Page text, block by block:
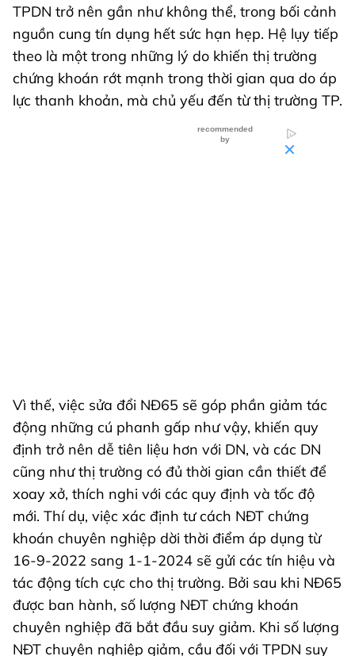
TPDN trở nên gần như không thể, trong bối cảnh
nguồn cung tín dụng hết sức hạn hẹp. Hệ lụy tiếp
theo là một trong những lý do khiến thị trường
chứng khoán rớt mạnh trong thời gian qua do áp
lực thanh khoản, mà chủ yếu đến từ thị trường TP.
Vì thế, việc sửa đổi NĐ65 sẽ góp phần giảm tác
động những cú phanh gấp như vậy, khiến quy
định trở nên dễ tiên liệu hơn với DN, và các DN
cũng như thị trường có đủ thời gian cần thiết để
xoay xở, thích nghi với các quy định và tốc độ
mới. Thí dụ, việc xác định tư cách NĐT chứng
khoán chuyên nghiệp dời thời điểm áp dụng từ
16-9-2022 sang 1-1-2024 sẽ gửi các tín hiệu và
tác động tích cực cho thị trường. Bởi sau khi NĐ65
được ban hành, số lượng NĐT chứng khoán
chuyên nghiệp đã bắt đầu suy giảm. Khi số lượng
NĐT chuyên nghiệp giảm, cầu đối với TPDN suy